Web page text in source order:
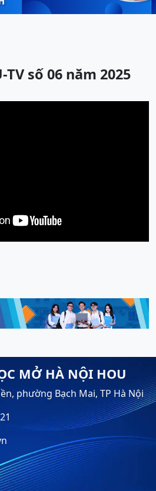
số 06 năm 2025
MỞ HÀ NỘI HOU
phường Bạch Mai, TP Hà Nội